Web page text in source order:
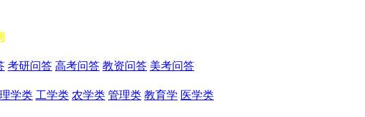
考研问答 高考问答 教资问答 美考问答
理学类 工学类 农学类 管理类 教育学 医学类